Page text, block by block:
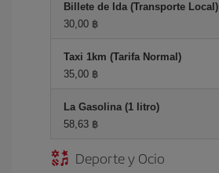
Billete de Ida (Transporte Local)
30,00 ฿
Taxi 1km (Tarifa Normal)
35,00 ฿
La Gasolina (1 litro)
58,63 ฿
Deporte y Ocio